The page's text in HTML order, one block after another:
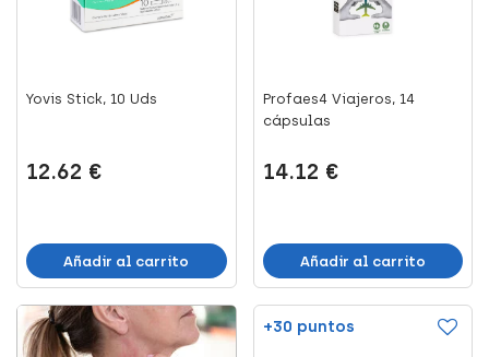
Yovis Stick, 10 Uds
12.62 €
Añadir al carrito
Profaes4 Viajeros, 14
cápsulas
14.12 €
Añadir al carrito
+30 puntos